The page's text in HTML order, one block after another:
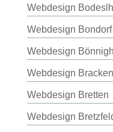
Webdesign
Webdesign Bondorf
Webdesign
Webdesign
Webdesign Bretten
Webdesign